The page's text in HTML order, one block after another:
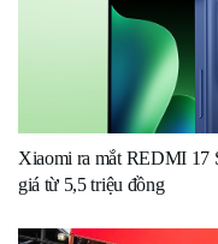
Xiaomi ra mắt REDMI 17
giá từ 5,5 triệu đồng